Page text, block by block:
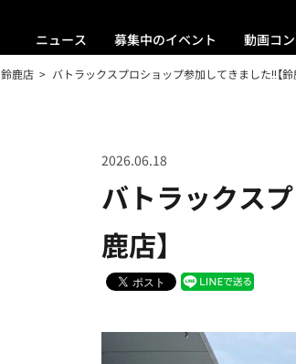
ニュース 募集中のイベント 動画コ
鈴鹿店 バトラックスプロショップ参加してきました‼️【鈴
バトラックス
鹿店】
2026.06.18